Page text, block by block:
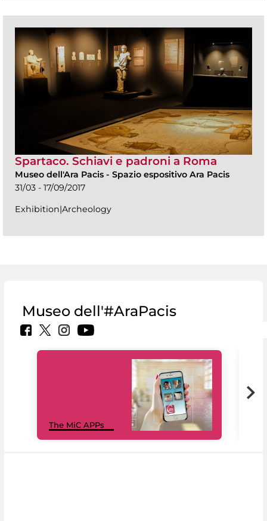
Spartaco. Schiavi e padroni a Roma
Museo dell'Ara Pacis - Spazio espositivo Ara Pacis
31/03 - 17/09/2017
Exhibition|Archeology
Museo dell'#AraPacis
The MiC APPs